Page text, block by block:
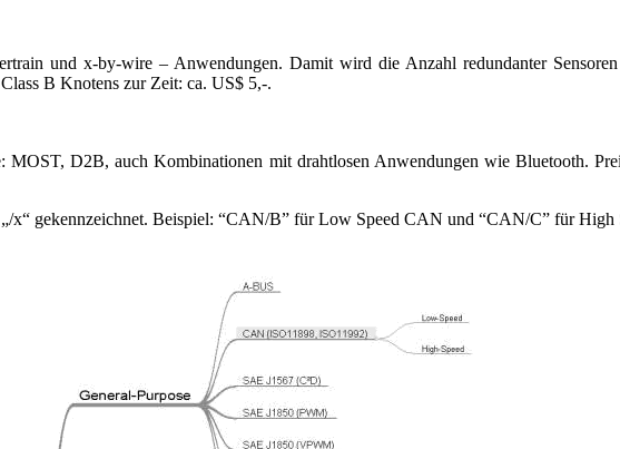
und x-by-wire – Anwendungen. Damit wird die Anzahl redundanter
B Knotens zur Zeit: ca. US$ 5,-.
MOST, D2B, auch Kombinationen mit drahtlosen Anwendungen wie Bluetooth.
x“ gekennzeichnet. Beispiel: “CAN/B” für Low Speed CAN und “CAN/C” für